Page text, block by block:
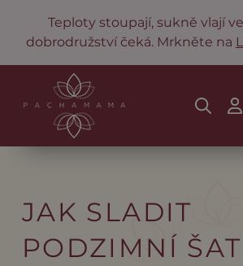
Teploty stoupají, sukně vlají
dobrodružství čeká. Mrkněte na
JAK SLADIT
PODZIMNÍ